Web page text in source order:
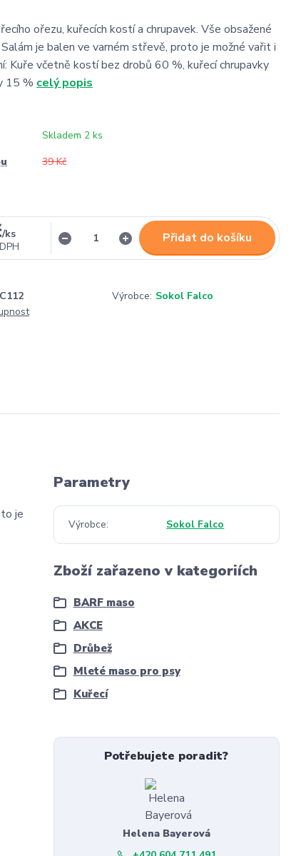
ořezu, kuřecích kostí a chrupavek. Vše obsažené
je balen ve varném střevě, proto je možné vařit i
Kuře včetně kostí bez drobů 60 %, kuřecí chrupavky
15 % celý popis
Skladem 2 ks
39 Kč
/ks
Přidat do košíku
Výrobce: Sokol Falco
je
Parametry
Výrobce Sokol Falco
Zboží zařazeno v kategoriích
BARF maso
AKCE
Drůbež
Mleté maso pro psy
Kuřecí
Potřebujete poradit?
Helena Bayerová